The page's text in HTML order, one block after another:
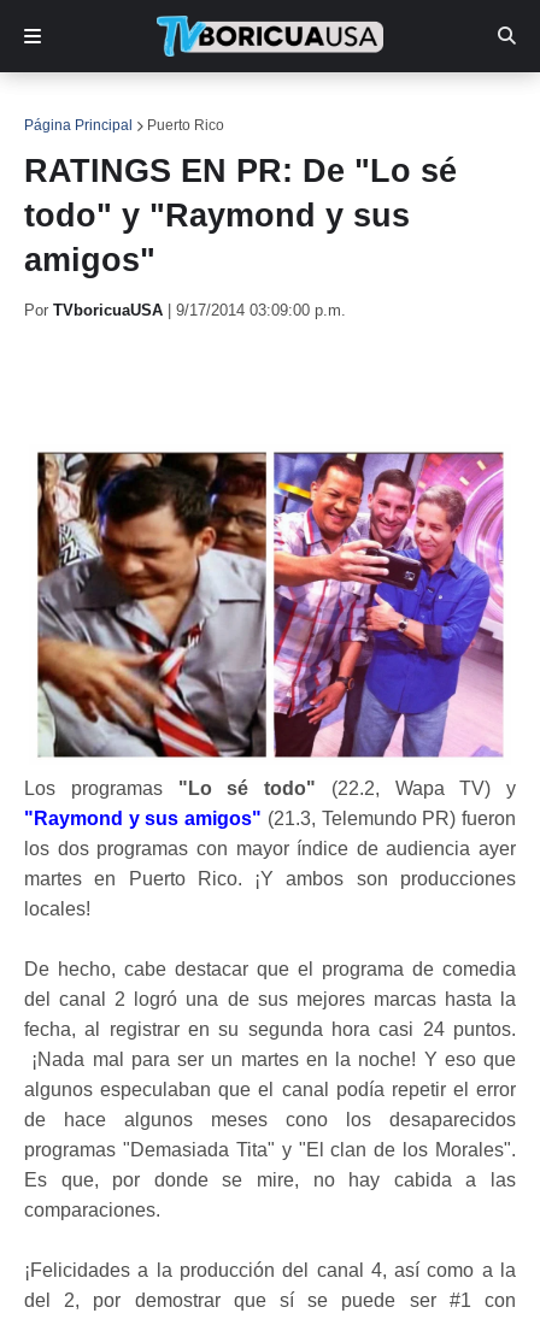
Página Principal Puerto Rico
RATINGS EN PR: De "Lo sé
todo" y "Raymond y sus
amigos"
Por TVboricuaUSA 9/17/2014 03:09:00 p.m.
Los programas "Lo sé todo" (22.2, Wapa TV) y
"Raymond y sus amigos" (21.3, Telemundo PR) fueron
los dos programas con mayor índice de audiencia ayer
martes en Puerto Rico. ¡Y ambos son producciones
locales!
De hecho, cabe destacar que el programa de comedia
del canal 2 logró una de sus mejores marcas hasta la
fecha, al registrar en su segunda hora casi 24 puntos.
¡Nada mal para ser un martes en la noche! Y eso que
algunos especulaban que el canal podía repetir el error
de hace algunos meses cono los desaparecidos
programas "Demasiada Tita" y "El clan de los Morales".
Es que, por donde se mire, no hay cabida a las
comparaciones.
¡Felicidades a la producción del canal 4, así como a la
del 2, por demostrar que sí se puede ser #1 con